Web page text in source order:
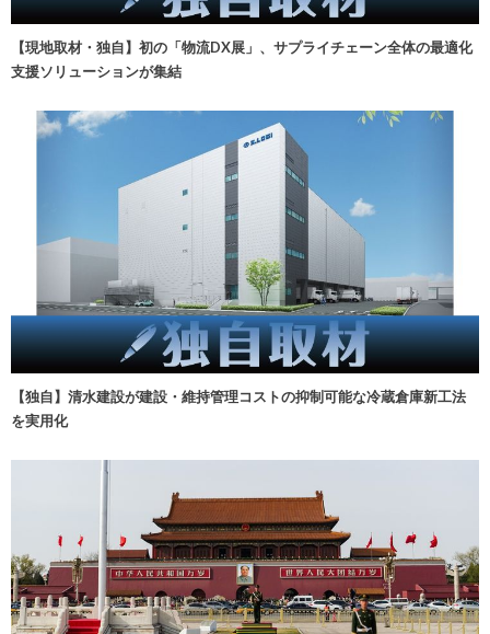
【現地取材・独自】初の「物流DX展」、サプライチェーン全体の最適化
支援ソリューションが集結
【独自】清水建設が建設・維持管理コストの抑制可能な冷蔵倉庫新工法
を実用化